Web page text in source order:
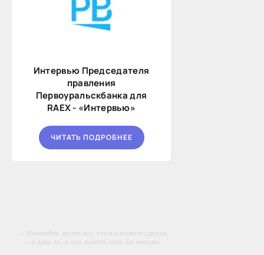
Интервью Председателя
правления
Первоуральскбанка для
RAEX - «Интервью»
ЧИТАТЬ ПОДРОБНЕЕ
-- Начинайте делать все, что вы можете сделать
– и даже то, о чем можете хотя бы мечтать.